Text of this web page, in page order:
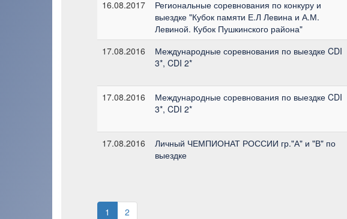
16.08.2017
Региональные соревнования по конкуру и
выездке "Кубок памяти Е.Л Левина и А.М.
Левиной. Кубок Пушкинского района"
17.08.2016
Международные соревнования по выездке CDI
3*, CDI 2*
17.08.2016
Международные соревнования по выездке CDI
3*, CDI 2*
17.08.2016
Личный ЧЕМПИОНАТ РОССИИ гр."А" и "В" по
выездке
1 2